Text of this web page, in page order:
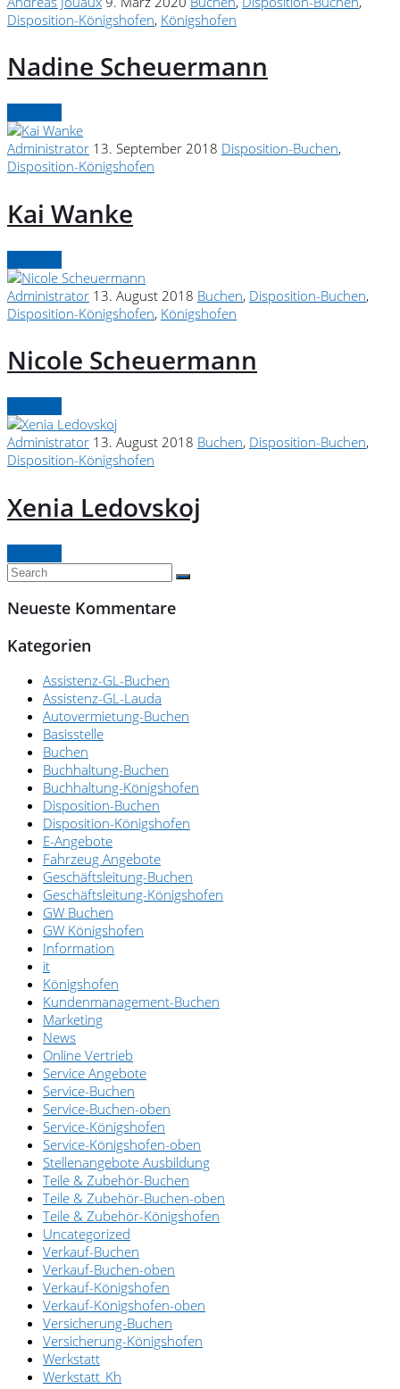
Disposition-Königshofen, Königshofen
Nadine Scheuermann
Administrator 13. September 2018 Disposition-Buchen,
Disposition-Königshofen
Kai Wanke
Administrator 13. August 2018 Buchen, Disposition-Buchen,
Disposition-Königshofen, Königshofen
Nicole Scheuermann
Administrator 13. August 2018 Buchen, Disposition-Buchen,
Disposition-Königshofen
Xenia Ledovskoj
Neueste Kommentare
Kategorien
Assistenz-GL-Buchen
Assistenz-GL-Lauda
Autovermietung-Buchen
Basisstelle
Buchen
Buchhaltung-Buchen
Buchhaltung-Königshofen
Disposition-Buchen
Disposition-Königshofen
E-Angebote
Fahrzeug Angebote
Geschäftsleitung-Buchen
Geschäftsleitung-Königshofen
GW Buchen
GW Königshofen
Information
it
Königshofen
Kundenmanagement-Buchen
Marketing
News
Online Vertrieb
Service Angebote
Service-Buchen
Service-Buchen-oben
Service-Königshofen
Service-Königshofen-oben
Stellenangebote Ausbildung
Teile & Zubehör-Buchen
Teile & Zubehör-Buchen-oben
Teile & Zubehör-Königshofen
Uncategorized
Verkauf-Buchen
Verkauf-Buchen-oben
Verkauf-Königshofen
Verkauf-Königshofen-oben
Versicherung-Buchen
Versicherung-Königshofen
Werkstatt
Werkstatt_Kh